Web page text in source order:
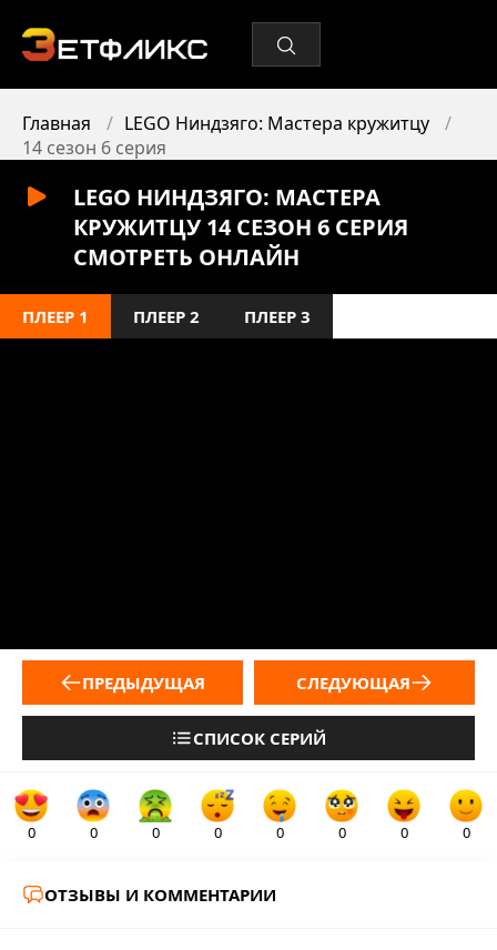
Главная
LEGO Ниндзяго: Мастера кружитцу
14 сезон 6 серия
LEGO НИНДЗЯГО: МАСТЕРА
КРУЖИТЦУ 14 СЕЗОН 6 СЕРИЯ
СМОТРЕТЬ ОНЛАЙН
ПЛЕЕР 1 ПЛЕЕР 2 ПЛЕЕР 3
ПРЕДЫДУЩАЯ
СПИСОК СЕРИЙ
СЛЕДУЮЩАЯ
0 0 0 0 0 0 0 0
ОТЗЫВЫ И КОММЕНТАРИИ